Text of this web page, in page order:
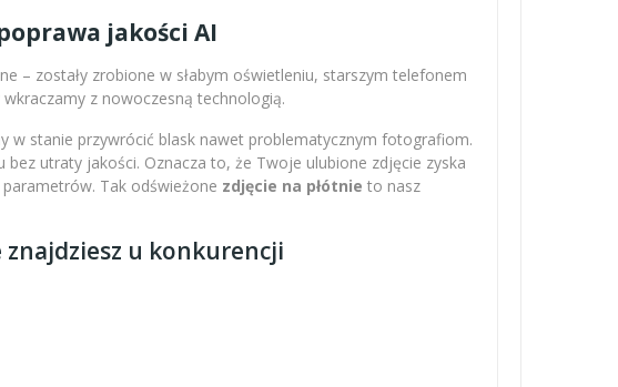
jakości AI
– zostały zrobione w słabym oświetleniu, starszym telefonem
z nowoczesną technologią.
w stanie przywrócić blask nawet problematycznym fotografiom.
utraty jakości. Oznacza to, że Twoje ulubione zdjęcie zyska
Tak odświeżone zdjęcie na płótnie to nasz
u konkurencji